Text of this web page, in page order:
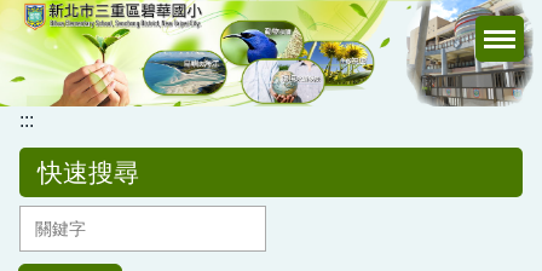
跳
到
主
要
區
:::
快速搜尋